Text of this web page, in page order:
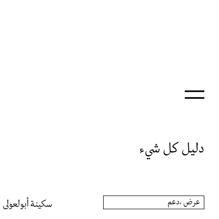
دليل كل شيء
عرض ،دعم سكينة أبولعولى